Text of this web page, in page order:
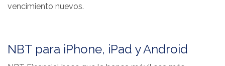
vencimiento nuevos.
NBT para iPhone, iPad y Android